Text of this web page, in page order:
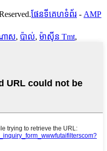
ផែនទីគេហទំព័រ - AMP
ាស, ប៉ាល់, ម៉ាស៊ីន Tmt,